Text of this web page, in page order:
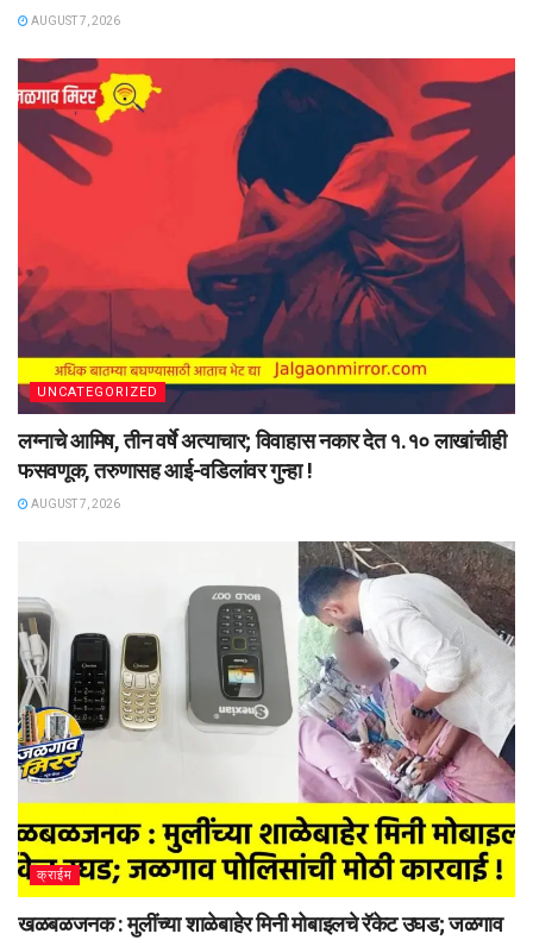
AUGUST 7, 2026
UNCATEGORIZED
लग्नाचे आमिष, तीन वर्षे अत्याचार; विवाहास नकार देत १.१० लाखांचीही
फसवणूक, तरुणासह आई-वडिलांवर गुन्हा !
AUGUST 7, 2026
क्राईम
खळबळजनक : मुलींच्या शाळेबाहेर मिनी मोबाइलचे रॅकेट उघड; जळगाव